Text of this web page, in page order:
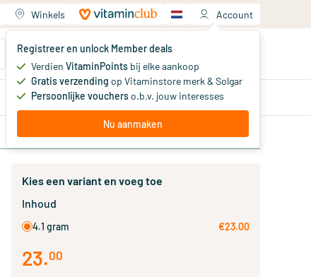
Winkels Account
Registreer en unlock Member deals
Verdien VitaminPoints bij elke aankoop
Gratis verzending op Vitaminstore merk & Solgar
Persoonlijke voucherso.b.v. jouw interesses
Nu aanmaken
Jouw winkelwagen
Je hebt nog geen producten
Aanbiedingen Memberdeals
Kies een variant en voeg toe
Inhoud
4.1 gram €23.00
23.00